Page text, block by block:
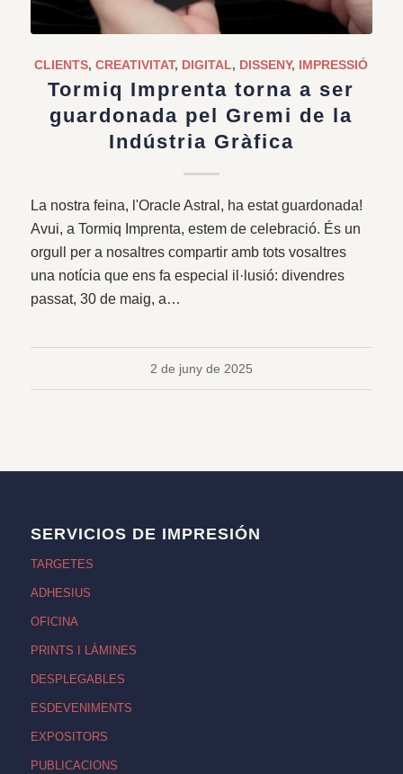
CLIENTS,CREATIVITAT, DIGITAL, DISSENY, IMPRESSIÓ
Tormiq Imprenta torna a ser
guardonada pel Gremi de la
Indústria Gràfica
La nostra feina, l'Oracle Astral, ha estat guardonada!
Avui, a Tormiq Imprenta, estem de celebració. És un
orgull per a nosaltres compartir amb tots vosaltres
una notícia que ens fa especial il·lusió: divendres
passat, 30 de maig, a…
2 de juny de 2025
SERVICIOS DE IMPRESIÓN
TARGETES
ADHESIUS
OFICINA
PRINTS I LÀMINES
DESPLEGABLES
ESDEVENIMENTS
EXPOSITORS
PUBLICACIONS